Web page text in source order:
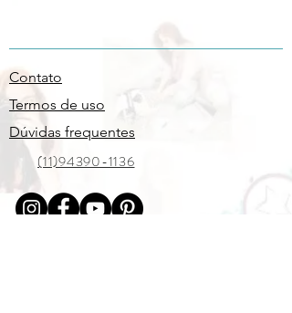
Contato
Termos de uso
Dúvidas frequentes
(11)94390-1136